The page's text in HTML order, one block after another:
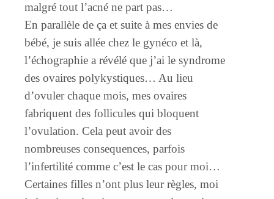
malgré tout l’acné ne part pas…
En parallèle de ça et suite à mes envies de
bébé, je suis allée chez le gynéco et là,
l’échographie a révélé que j’ai le syndrome
des ovaires polykystiques… Au lieu
d’ovuler chaque mois, mes ovaires
fabriquent des follicules qui bloquent
l’ovulation. Cela peut avoir des
nombreuses consequences, parfois
l’infertilité comme c’est le cas pour moi…
Certaines filles n’ont plus leur règles, moi